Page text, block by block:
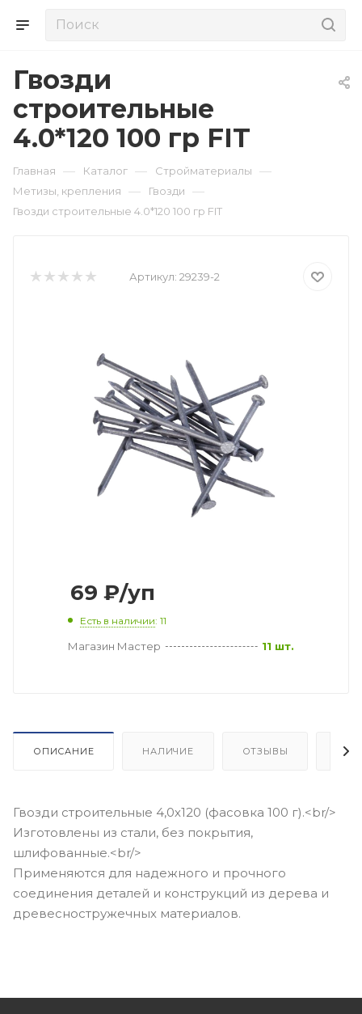
Гвозди
строительные
4.0*120 100 гр FIT
Главная — Каталог — Стройматериалы —
Метизы, крепления — Гвозди —
Гвозди строительные 4.0*120 100 гр FIT
Артикул: 29239-2
69 ₽/уп
Есть в наличии: 11
Магазин Мастер 11 шт.
ОПИСАНИЕ НАЛИЧИЕ ОТЗЫВЫ
Гвозди строительные 4,0х120 (фасовка 100 г).<br/>
Изготовлены из стали, без покрытия,
шлифованные.<br/>
Применяются для надежного и прочного
соединения деталей и конструкций из дерева и
древесностружечных материалов.